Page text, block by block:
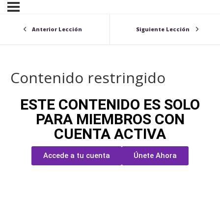
Anterior Lección Siguiente Lección
Contenido restringido
ESTE CONTENIDO ES SOLO
PARA MIEMBROS CON
CUENTA ACTIVA
Accede a tu cuenta Únete Ahora